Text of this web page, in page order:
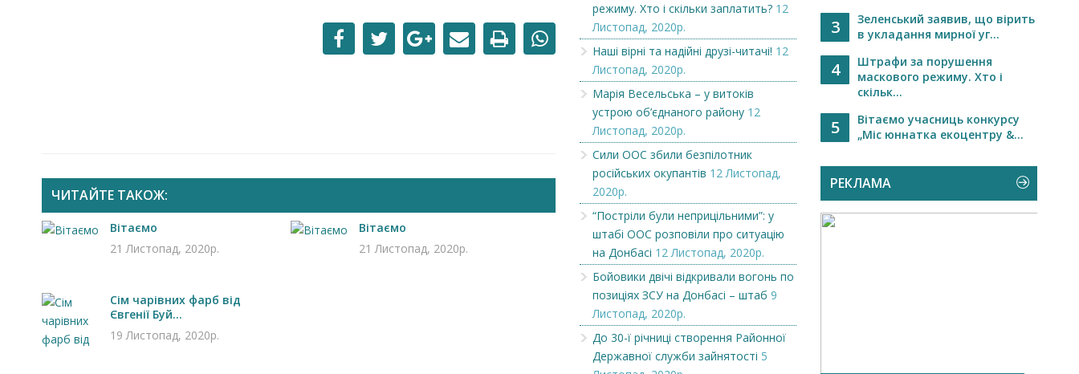
ЧИТАЙТЕ ТАКОЖ:
Вітаємо
21 Листопад, 2020р.
Вітаємо
21 Листопад, 2020р.
Сім чарівних фарб від
Євгенії Буй...
19 Листопад, 2020р.
режиму. Хто і скільки заплатить? 12
Листопад, 2020р.
Наші вірні та надійні друзі-читачі! 12
Листопад, 2020р.
Марія Весельська – у витоків
устрою об’єднаного району 12
Листопад, 2020р.
Сили ООС збили безпілотник
російських окупантів 12 Листопад,
2020р.
“Постріли були неприцільними”: у
штабі ООС розповіли про ситуацію
на Донбасі 12 Листопад, 2020р.
Бойовики двічі відкривали вогонь по
позиціях ЗСУ на Донбасі – штаб 9
Листопад, 2020р.
До 30-ї річниці створення Районної
Державної служби зайнятості 5
3
Зеленський заявив, що вірить
в укладання мирної уг...
4
Штрафи за порушення
маскового режиму. Хто і
скільк...
5
Вітаємо учасниць конкурсу
„Міс юннатка екоцентру &...
РЕКЛАМА